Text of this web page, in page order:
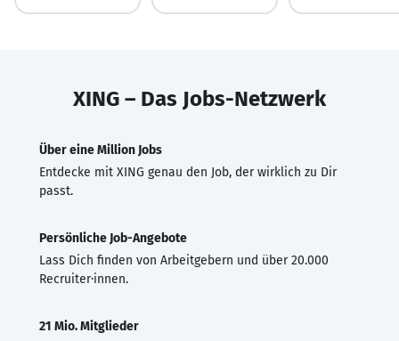
XING – Das Jobs-Netzwerk
Über eine Million Jobs
Entdecke mit XING genau den Job, der wirklich zu Dir
passt.
Persönliche Job-Angebote
Lass Dich finden von Arbeitgebern und über 20.000
Recruiter·innen.
21 Mio. Mitglieder